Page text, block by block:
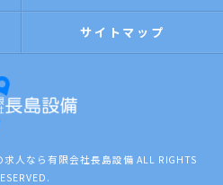
サイトマップ
人なら有限会社長島設備 ALL RIGHTS